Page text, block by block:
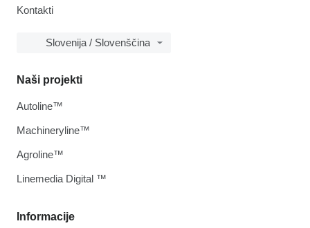
Kontakti
Slovenija / Slovenščina
Informacije
Naši projekti
Autoline™
Machineryline™
Agroline™
Linemedia Digital ™